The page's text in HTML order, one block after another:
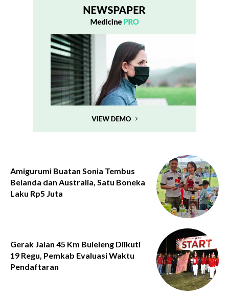
Amigurumi Buatan Sonia Tembus
Belanda dan Australia, Satu Boneka
Laku Rp5 Juta
Gerak Jalan 45 Km Buleleng Diikuti
19 Regu, Pemkab Evaluasi Waktu
Pendaftaran